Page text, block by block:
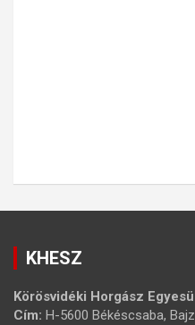
KHESZ
Körösvidéki Horgász
Cím: H-5600 Békéscsaba,